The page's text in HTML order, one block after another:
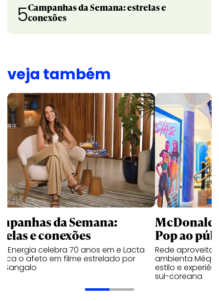
5Campanhas da Semana: estrelas e
conexões
veja também
da Semana:
e conexões
Energia celebra 70 anos em e Lacta
o afeto em filme estrelado por
Sangalo
Pop ao
Rede aproveita
ambienta Méqui
estilo e
sul-coreana